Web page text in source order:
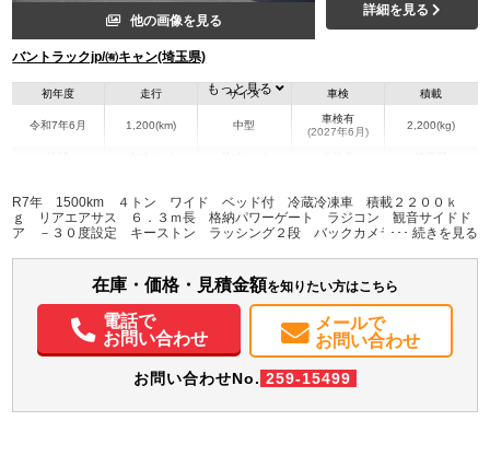
他の画像を見る
バントラックjp/㈲キャン(埼玉県)
詳細を見る
初年度
令和7年6月
走行
1,200(km)
サイズ
中型
車検
車検有
(2027年6月)
積載
2,200(kg)
埼玉県
W:2,250
H:2,110
W:2,490
H:3,340
無
パワステ パワーウィンドウ ABS エアバッグ
集中ドアロック
電動格納ミラー
バックモニター
もっと見る
R7年 1500km ４トン ワイド ベッド付 冷蔵冷凍車 積載２２００ｋ
ｇ リアエアサス ６．３ｍ長 格納パワーゲート ラジコン 観音サイドド
ア －３０度設定 キーストン ラッシング２段 バックカメラ 菱重製 オ
車検Ｒ９年６月迄 低温
在庫・価格・見積金額を知りたい方はこちら
電話で
お問い合わせ
メールで
お問い合わせ
お問い合わせNo. 259-15499